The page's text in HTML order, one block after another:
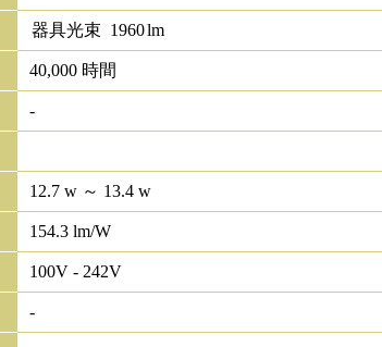
器具光束 1960lm
40,000 時間
-
12.7 w ～ 13.4 w
154.3 lm/W
100V - 242V
-